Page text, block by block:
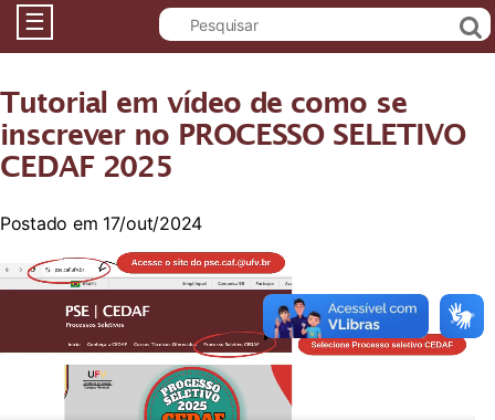
Canais
☰
Tutorial em vídeo de como se
inscrever no PROCESSO SELETIVO
CEDAF 2025
Postado em 17/out/2024